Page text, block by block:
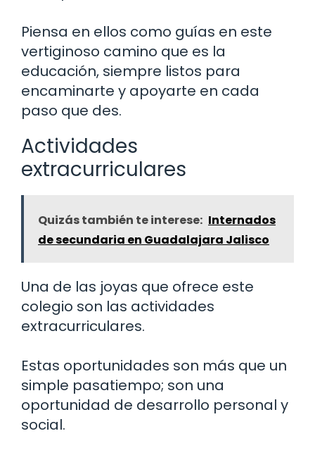
Piensa en ellos como guías en este
vertiginoso camino que es la
educación, siempre listos para
encaminarte y apoyarte en cada
paso que des.
Actividades
extracurriculares
Quizás también te interese: Internados
de secundaria en Guadalajara Jalisco
Una de las joyas que ofrece este
colegio son las actividades
extracurriculares.
Estas oportunidades son más que un
simple pasatiempo; son una
oportunidad de desarrollo personal y
social.